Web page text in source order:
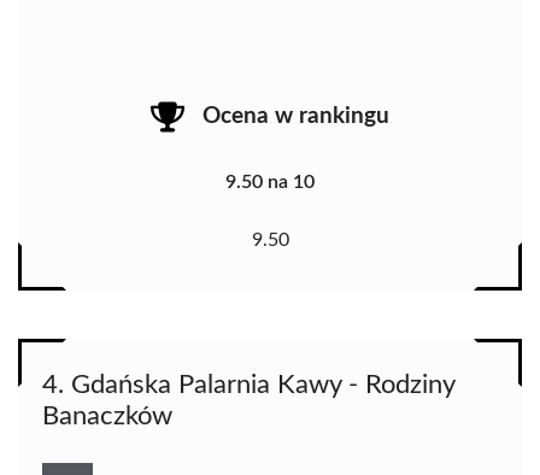
Ocena w rankingu
9.50 na 10
9.50
4. Gdańska Palarnia Kawy - Rodziny
Banaczków